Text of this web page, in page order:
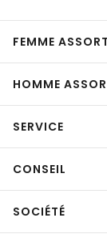
FEMME
HOMME
SERVICE
CONSEIL
SOCIÉTÉ